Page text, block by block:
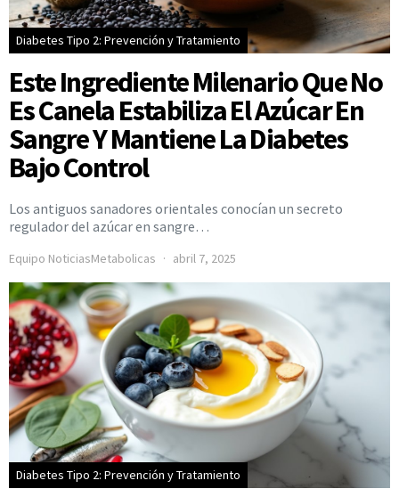
Diabetes Tipo 2: Prevención y Tratamiento
Este Ingrediente Milenario Que No
Es Canela Estabiliza El Azúcar En
Sangre Y Mantiene La Diabetes
Bajo Control
Los antiguos sanadores orientales conocían un secreto
regulador del azúcar en sangre…
Equipo NoticiasMetabolicas abril 7, 2025
Diabetes Tipo 2: Prevención y Tratamiento